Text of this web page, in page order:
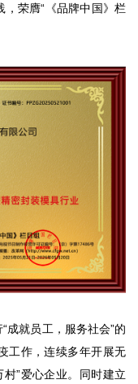
荣膺“《品牌中国》栏
成就员工，服务社会”的
工作，连续多年开展无
”爱心企业。同时建立